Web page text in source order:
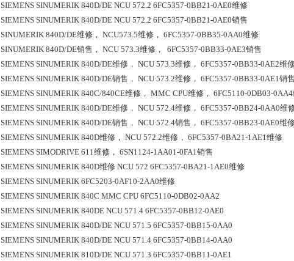
SIEMENS SINUMERIK 840D/DE NCU 572.2 6FC5357-0BB21-0AE0维修
SIEMENS SINUMERIK 840D/DE NCU 572.2 6FC5357-0BB21-0AE0销售
SINUMERIK 840D/DE维修， NCU573.5维修， 6FC5357-0BB35-0AA0维修
SINUMERIK 840D/DE销售， NCU 573.3维修，  6FC5357-0BB33-0AE3销售
SIEMENS SINUMERIK 840D/DE维修， NCU 573.3维修， 6FC5357-0BB33-0AE2维
SIEMENS SINUMERIK 840D/DE销售， NCU 573.2维修， 6FC5357-0BB33-0AE1销售
SIEMENS SINUMERIK 840C/840CE维修， MMC CPU维修， 6FC5110-0DB03-
SIEMENS SINUMERIK 840D/DE维修， NCU 572.4维修， 6FC5357-0BB24-0AA0维
SIEMENS SINUMERIK 840D/DE销售， NCU 572.4销售， 6FC5357-0BB23-0AE0维
SIEMENS SINUMERIK 840D维修， NCU 572.2维修， 6FC5357-0BA21-1AE1维修
SIEMENS SIMODRIVE 611维修， 6SN1124-1AA01-0FA1销售
SIEMENS SINUMERIK 840D维修 NCU 572 6FC5357-0BA21-1AE0维修
SIEMENS SINUMERIK 6FC5203-0AF10-2AA0维修
SIEMENS SINUMERIK 840C MMC CPU 6FC5110-0DB02-0AA2
SIEMENS SINUMERIK 840DE NCU 571.4 6FC5357-0BB12-0AE0
SIEMENS SINUMERIK 840D/DE NCU 571.5 6FC5357-0BB15-0AA0
SIEMENS SINUMERIK 840D/DE NCU 571.4 6FC5357-0BB14-0AA0
SIEMENS SINUMERIK 810D/DE NCU 571.3 6FC5357-0BB11-0AE1